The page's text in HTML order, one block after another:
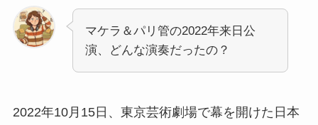
マケラ＆パリ管の2022年来日公
演、どんな演奏だったの？
2022年10月15日、東京芸術劇場で幕を開けた日本